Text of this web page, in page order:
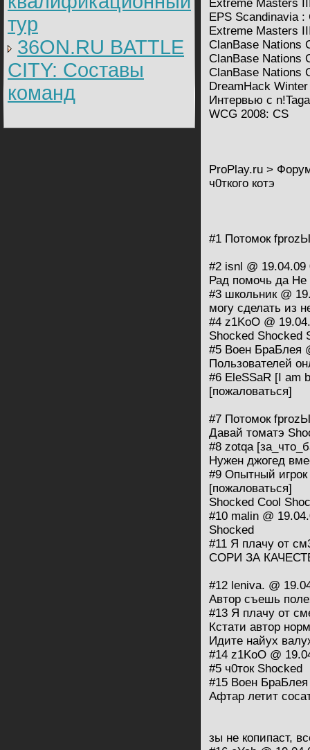
тур
36ON.RU BATTLE
CITY: Составы
команд
Extreme Masters
EPS Scandinavia :
Extreme Masters
ClanBase Nations
ClanBase Nations
ClanBase Nations
DreamHack
Интервью с
WCG 2008: CS
ProPlay.ru >
ч0ткого котэ
#1 Потомок
#2 isnl @ 19.04.09
Рад помочь да
#3 школьник @
могу сделать из
#4 z1KoO @
Shocked Shocked
#5 Воен БраБлея
Пользователей
#6 EleSSaR [I am
[пожаловаться]
#7 Потомок
Давай томатэ
#8 zotqa
Нужен джогед
#9 Опытный
[пожаловаться]
Shocked Cool
#10 malin @
Shocked
#11 Я плачу от
CОРИ ЗА
#12 leniva. @
Автор съешь
#13 Я плачу от
Кстати автор
Идите найух
#14 z1KoO @
#5 ч0ток Shocked
#15 Воен
Афтар летит
зы не копипаст,